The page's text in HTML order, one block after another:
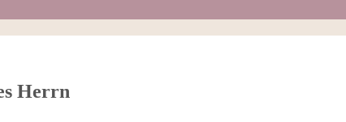
Herrn